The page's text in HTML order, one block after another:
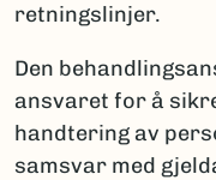
retningslinjer.
Den
ansvaret for å
handtering av
samsvar med